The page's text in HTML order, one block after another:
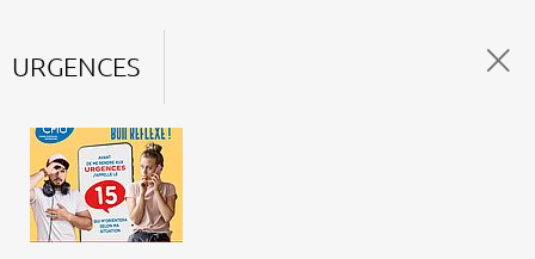
URGENCES